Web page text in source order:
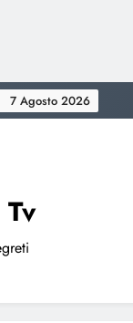
7 Agosto 2026